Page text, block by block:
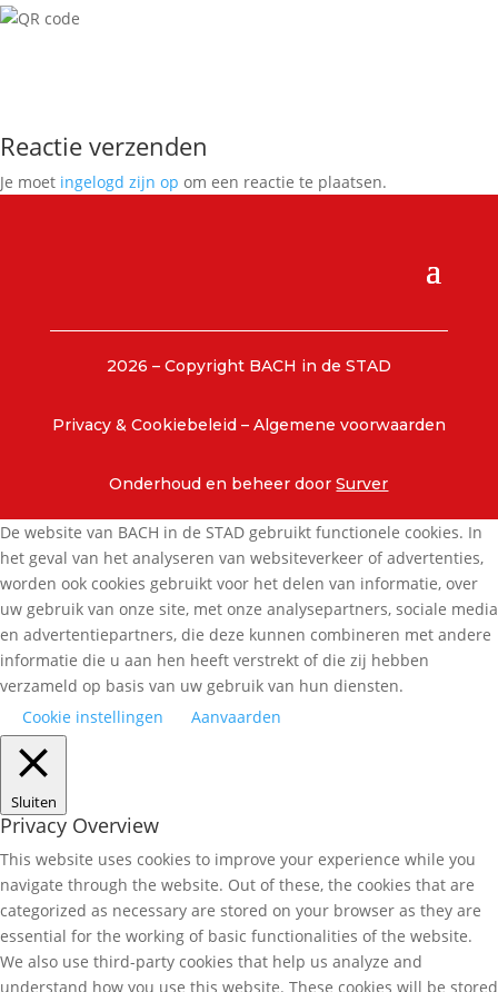
Reactie verzenden
Je moet ingelogd zijn op om een reactie te plaatsen.
2026 – Copyright BACH in de STAD
Privacy & Cookiebeleid – Algemene voorwaarden
Onderhoud en beheer doorSurver
De website van BACH in de STAD gebruikt functionele cookies. In
het geval van het analyseren van websiteverkeer of advertenties,
worden ook cookies gebruikt voor het delen van informatie, over
uw gebruik van onze site, met onze analysepartners, sociale media
en advertentiepartners, die deze kunnen combineren met andere
informatie die u aan hen heeft verstrekt of die zij hebben
verzameld op basis van uw gebruik van hun diensten.
Cookie instellingen
Aanvaarden
Sluiten
Privacy Overview
This website uses cookies to improve your experience while you
navigate through the website. Out of these, the cookies that are
categorized as necessary are stored on your browser as they are
essential for the working of basic functionalities of the website.
We also use third-party cookies that help us analyze and
understand how you use this website. These cookies will be stored